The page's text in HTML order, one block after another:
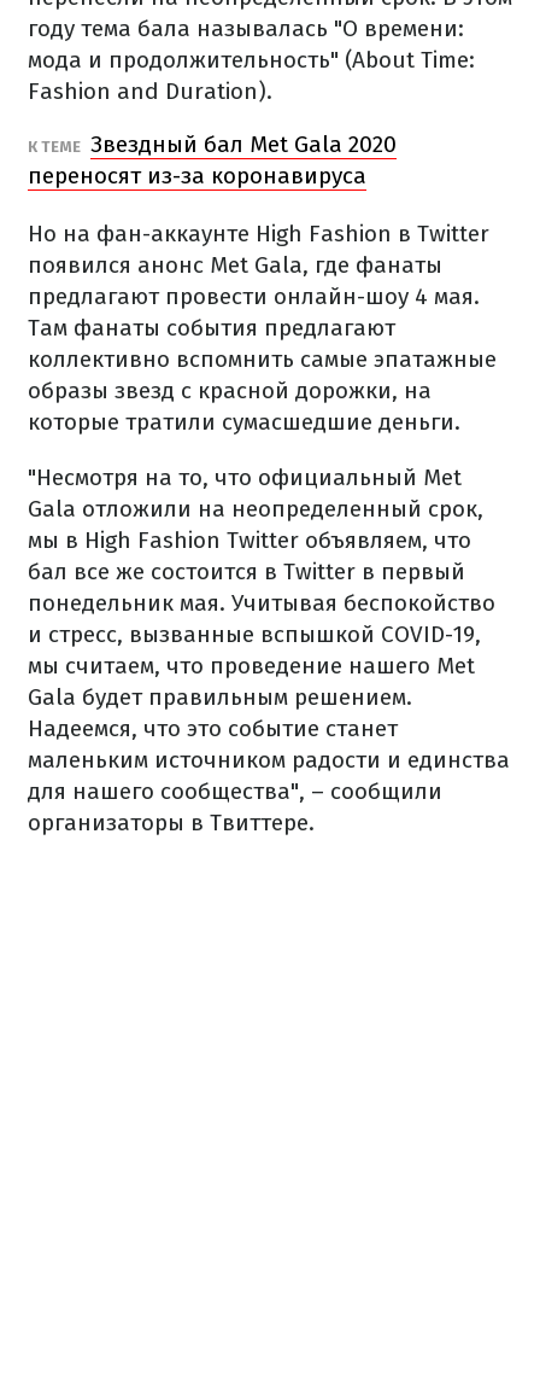
году тема бала называлась "О времени:
мода и продолжительность" (About Time:
Fashion and Duration).
К ТЕМЕ Звездный бал Met Gala 2020
переносят из-за коронавируса
Но на фан-аккаунте High Fashion в Twitter
появился анонс Met Gala, где фанаты
предлагают провести онлайн-шоу 4 мая.
Там фанаты события предлагают
коллективно вспомнить самые эпатажные
образы звезд с красной дорожки, на
которые тратили сумасшедшие деньги.
"Несмотря на то, что официальный Met
Gala отложили на неопределенный срок,
мы в High Fashion Twitter объявляем, что
бал все же состоится в Twitter в первый
понедельник мая. Учитывая беспокойство
и стресс, вызванные вспышкой COVID-19,
мы считаем, что проведение нашего Met
Gala будет правильным решением.
Надеемся, что это событие станет
маленьким источником радости и единства
для нашего сообщества", – сообщили
организаторы в Твиттере.